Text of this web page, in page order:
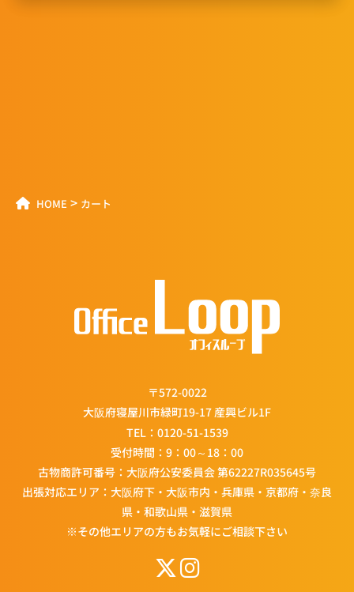
HOME > カート
〒572-0022
大阪府寝屋川市緑町19-17 産興ビル1F
TEL： 0120-51-1539
受付時間：9：00～18：00
古物商許可番号：大阪府公安委員会 第62227R035645号
出張対応エリア：大阪府下・大阪市内・兵庫県・京都府・奈良
県・和歌山県・滋賀県
※その他エリアの方もお気軽にご相談下さい